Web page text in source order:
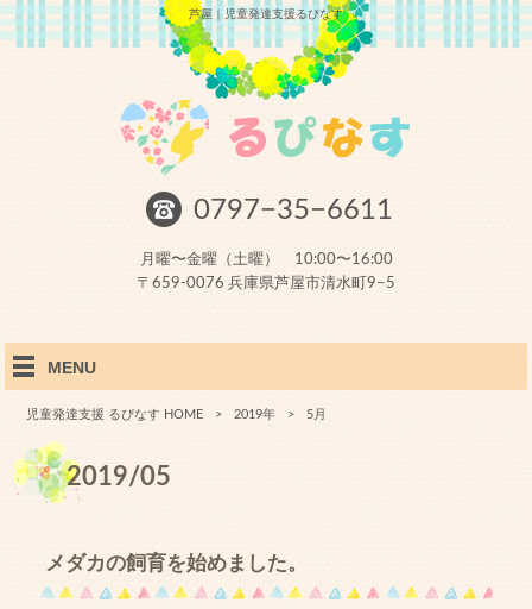
芦屋｜児童発達支援るぴなす
0797−35−6611
月曜〜金曜（土曜） 10:00〜16:00
〒659-0076 兵庫県芦屋市清水町9−5
MENU
児童発達支援 るぴなす HOME > 2019年 > 5月
2019/05
メダカの飼育を始めました。